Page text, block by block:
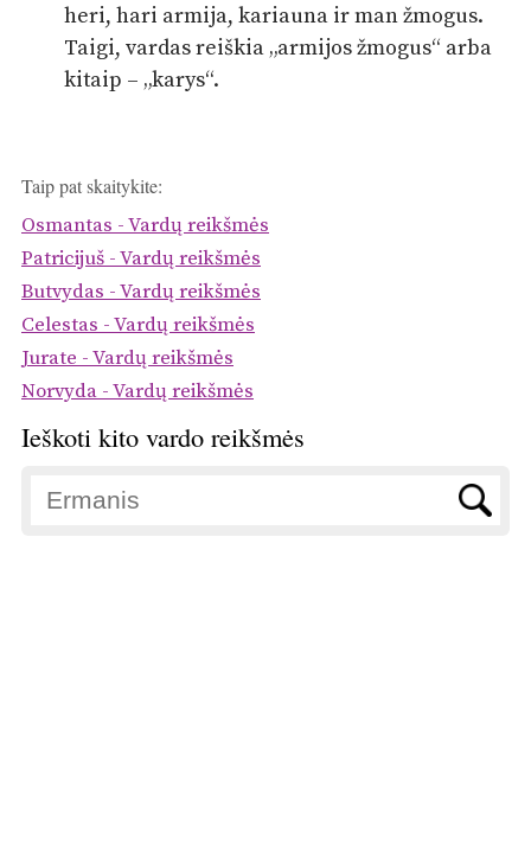
heri, hari armija, kariauna ir man žmogus.
Taigi, vardas reiškia „armijos žmogus“ arba
kitaip – „karys“.
Taip pat skaitykite:
Osmantas - Vardų reikšmės
Patricijuš - Vardų reikšmės
Butvydas - Vardų reikšmės
Celestas - Vardų reikšmės
Jurate - Vardų reikšmės
Norvyda - Vardų reikšmės
Ieškoti kito vardo reikšmės